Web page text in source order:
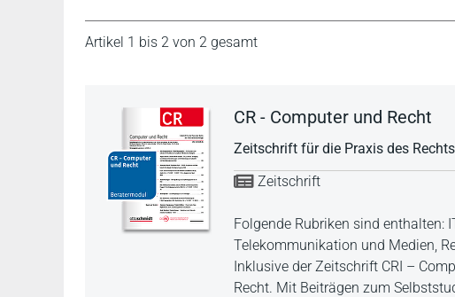
Artikel 1 bis 2 von 2 gesamt
CR - Computer und Recht
Zeitschrift für die Praxis des
Zeitschrift
Folgende Rubriken sind enthalten:
Telekommunikation und Medien,
Inklusive der Zeitschrift CRI –
Recht. Mit Beiträgen zum